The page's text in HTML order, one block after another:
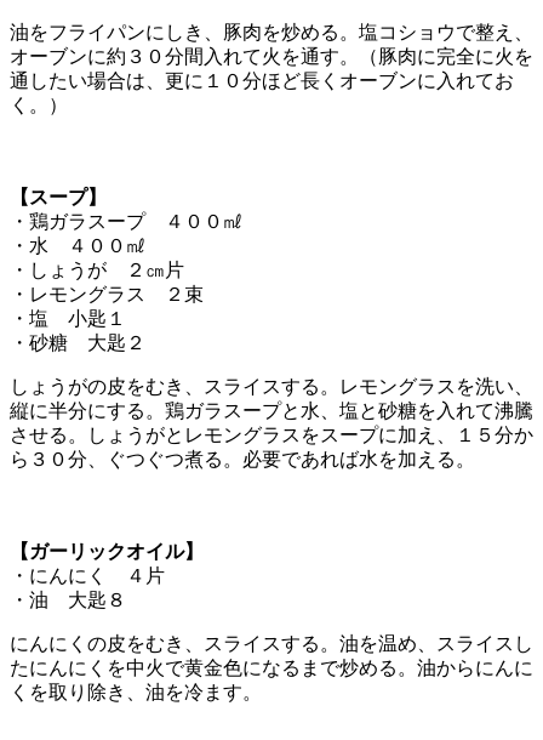
油をフライパンにしき、豚肉を炒める。塩コショウで整え、
オーブンに約３０分間入れて火を通す。（豚肉に完全に火を
通したい場合は、更に１０分ほど長くオーブンに入れてお
く。）
【スープ】
・鶏ガラスープ ４００㎖
・水 ４００㎖
・しょうが ２㎝片
・レモングラス ２束
・塩 小匙１
・砂糖 大匙２
しょうがの皮をむき、スライスする。レモングラスを洗い、
縦に半分にする。鶏ガラスープと水、塩と砂糖を入れて沸騰
させる。しょうがとレモングラスをスープに加え、１５分か
ら３０分、ぐつぐつ煮る。必要であれば水を加える。
【ガーリックオイル】
・にんにく ４片
・油 大匙８
にんにくの皮をむき、スライスする。油を温め、スライスし
たにんにくを中火で黄金色になるまで炒める。油からにんに
くを取り除き、油を冷ます。